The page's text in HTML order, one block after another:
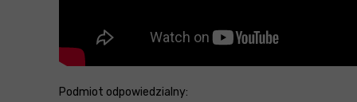
Podmiot odpowiedzialny: